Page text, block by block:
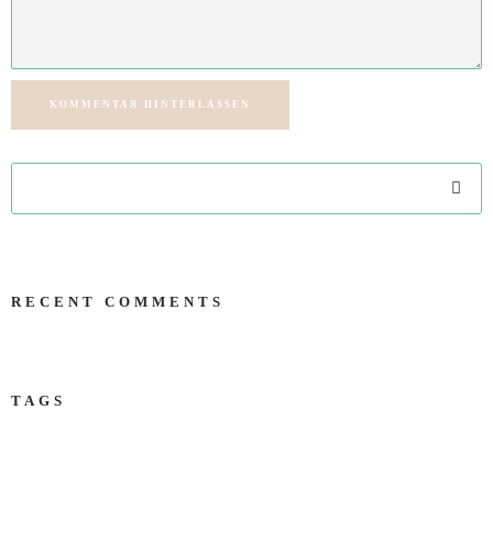
KOMMENTAR HINTERLASSEN
RECENT COMMENTS
TAGS